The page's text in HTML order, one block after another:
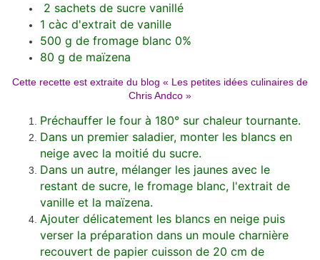
2 sachets de sucre vanillé
1 càc d'extrait de vanille
500 g de fromage blanc 0%
80 g de maïzena
Cette recette est extraite du blog « Les petites idées culinaires de
Chris Andco »
Préchauffer le four à 180° sur chaleur tournante.
Dans un premier saladier, monter les blancs en
neige avec la moitié du sucre.
Dans un autre, mélanger les jaunes avec le
restant de sucre, le fromage blanc, l'extrait de
vanille et la maïzena.
Ajouter délicatement les blancs en neige puis
verser la préparation dans un moule charnière
recouvert de papier cuisson de 20 cm de